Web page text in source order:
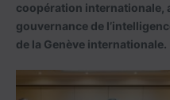
coopération internationale,
gouvernance de
de la Genève internationale.